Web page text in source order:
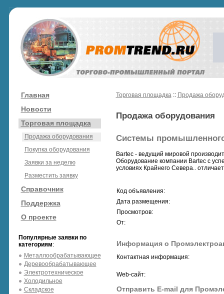
Главная
Новости
Торговая площадка
Продажа оборудования
Покупка оборудования
Заявки за неделю
Разместить заявку
Справочник
Поддержка
О проекте
Популярные заявки по
категориям:
Металлообрабатывающее
Деревообрабатывающее
Электротехническое
Холодильное
Складское
Торговая площадка:: Продажа
Продажа оборудования
Системы
Bartec - ведущий мировой
Оборудование компании Bartec с
условиях Крайнего Севера..
Код объявления:
Дата размещения:
Просмотров:
От:
Информация о
Контактная информация:
Web-сайт:
Отправить E-mail для